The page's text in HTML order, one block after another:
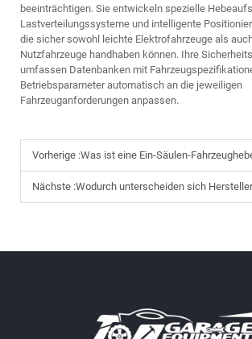
beeinträchtigen. Sie entwickeln spezielle
Lastverteilungssysteme und intelligente
die sicher sowohl leichte Elektrofahrzeuge als
Nutzfahrzeuge handhaben können. Ihre
umfassen Datenbanken mit
Betriebsparameter automatisch an die jeweiligen
Fahrzeuganforderungen anpassen.
Vorherige :Was ist eine Ein-Säulen-Fahrzeughebevorrichtung
Nächste :Wodurch unterscheiden sich Hersteller von